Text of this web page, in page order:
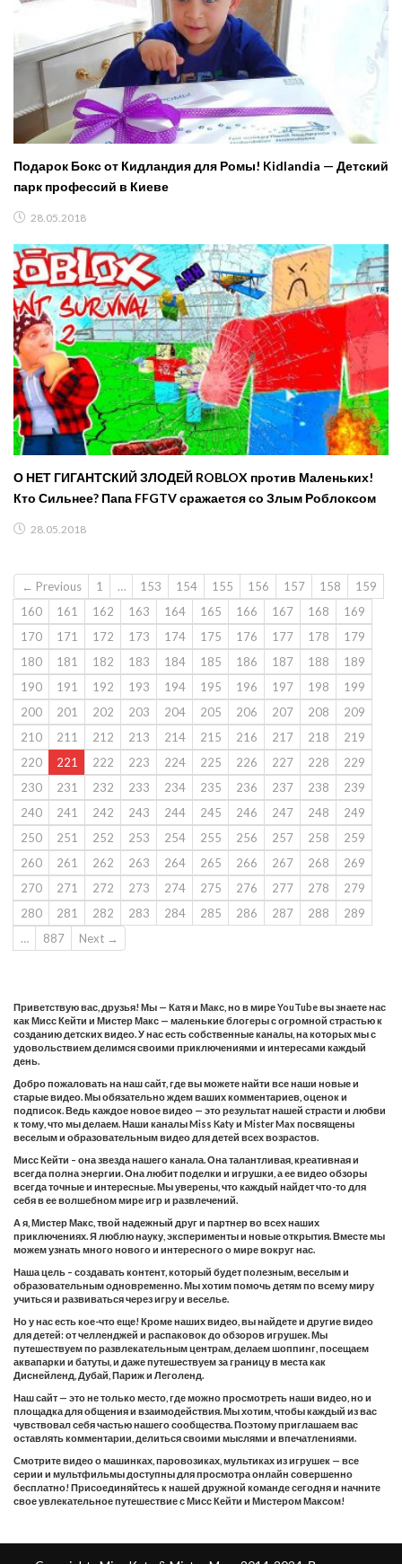
Подарок Бокс от Кидландия для Ромы! Kidlandia — Детский
парк профессий в Киеве
28.05.2018
О НЕТ ГИГАНТСКИЙ ЗЛОДЕЙ ROBLOX против Маленьких!
Кто Сильнее? Папа FFGTV сражается со Злым Роблоксом
28.05.2018
← Previous 1 … 153 154 155 156 157 158
159
160
161 162 163 164 165 166 167 168
169
170
171 172 173 174 175 176 177 178
179
180
181 182 183 184 185 186 187 188
189
190
191 192 193 194 195 196 197 198
199
200
201 202 203 204 205 206 207 208
209
210
211 212 213 214 215 216 217 218
219
220
221 222 223 224 225 226 227 228
229
230
231 232 233 234 235 236 237 238
239
240
241 242 243 244 245 246 247 248
249
250
251 252 253 254 255 256 257 258
259
260
261 262 263 264 265 266 267 268
269
270
271 272 273 274 275 276 277 278
279
280
281 282 283 284 285 286 287 288
289
…
887 Next →
Приветствую вас, друзья! Мы — Катя и Макс, но в мире YouTube вы знаете нас
как Мисс Кейти и Мистер Макс — маленькие блогеры с огромной страстью к
созданию детских видео. У нас есть собственные каналы, на которых мы с
удовольствием делимся своими приключениями и интересами каждый
день.
Добро пожаловать на наш сайт, где вы можете найти все наши новые и
старые видео. Мы обязательно ждем ваших комментариев, оценок и
подписок. Ведь каждое новое видео — это результат нашей страсти и любви
к тому, что мы делаем. Наши каналы Miss Katy и Mister Max посвящены
веселым и образовательным видео для детей всех возрастов.
Мисс Кейти – она звезда нашего канала. Она талантливая, креативная и
всегда полна энергии. Она любит поделки и игрушки, а ее видео обзоры
всегда точные и интересные. Мы уверены, что каждый найдет что-то для
себя в ее волшебном мире игр и развлечений.
А я, Мистер Макс, твой надежный друг и партнер во всех наших
приключениях. Я люблю науку, эксперименты и новые открытия. Вместе мы
можем узнать много нового и интересного о мире вокруг нас.
Наша цель – создавать контент, который будет полезным, веселым и
образовательным одновременно. Мы хотим помочь детям по всему миру
учиться и развиваться через игру и веселье.
Но у нас есть кое-что еще! Кроме наших видео, вы найдете и другие видео
для детей: от челленджей и распаковок до обзоров игрушек. Мы
путешествуем по развлекательным центрам, делаем шоппинг, посещаем
аквапарки и батуты, и даже путешествуем за границу в места как
Диснейленд, Дубай, Париж и Леголенд.
Наш сайт — это не только место, где можно просмотреть наши видео, но и
площадка для общения и взаимодействия. Мы хотим, чтобы каждый из вас
чувствовал себя частью нашего сообщества. Поэтому приглашаем вас
оставлять комментарии, делиться своими мыслями и впечатлениями.
Смотрите видео о машинках, паровозиках, мультиках из игрушек — все
серии и мультфильмы доступны для просмотра онлайн совершенно
бесплатно! Присоединяйтесь к нашей дружной команде сегодня и начните
свое увлекательное путешествие с Мисс Кейти и Мистером Максом!